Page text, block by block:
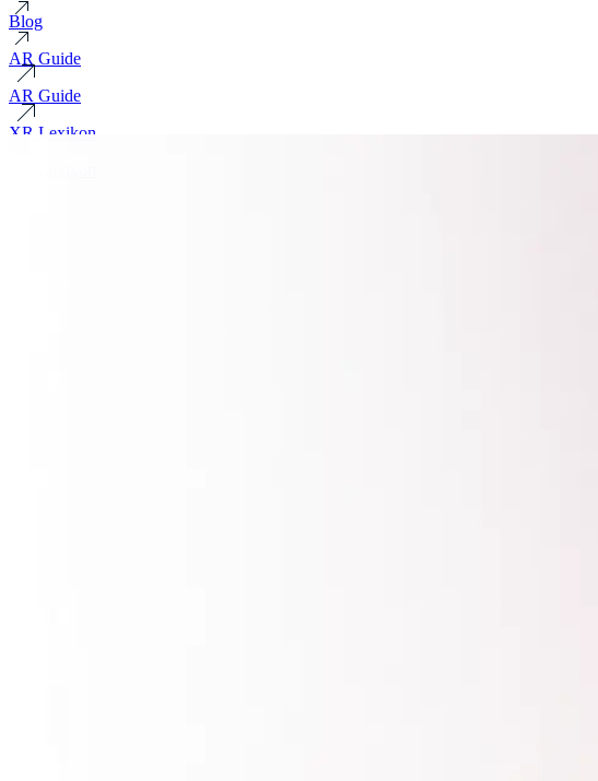
Blog
AR Guide
AR Guide
XR Lexikon